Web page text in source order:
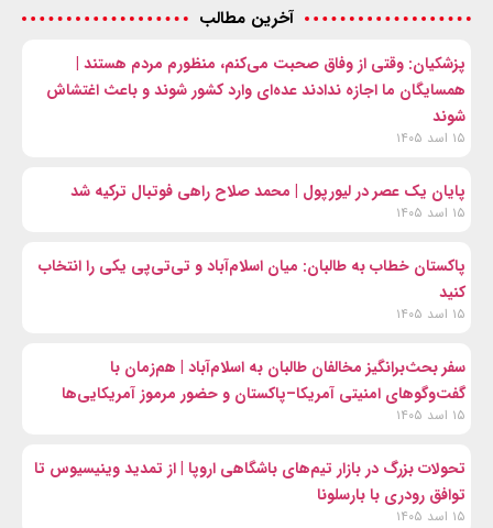
آخرین مطالب
پزشکیان: وقتی از وفاق صحبت می‌کنم، منظورم مردم هستند |
همسایگان ما اجازه ندادند عده‌ای وارد کشور شوند و باعث اغتشاش
شوند
۱۵ اسد ۱۴۰۵
پایان یک عصر در لیورپول | محمد صلاح راهی فوتبال ترکیه شد
۱۵ اسد ۱۴۰۵
پاکستان خطاب به طالبان: میان اسلام‌آباد و تی‌تی‌پی یکی را انتخاب
کنید
۱۵ اسد ۱۴۰۵
سفر بحث‌برانگیز مخالفان طالبان به اسلام‌آباد | هم‌زمان با
گفت‌وگوهای امنیتی آمریکا–پاکستان و حضور مرموز آمریکایی‌ها
۱۵ اسد ۱۴۰۵
تحولات بزرگ در بازار تیم‌های باشگاهی اروپا | از تمدید وینیسیوس تا
توافق رودری با بارسلونا
۱۵ اسد ۱۴۰۵